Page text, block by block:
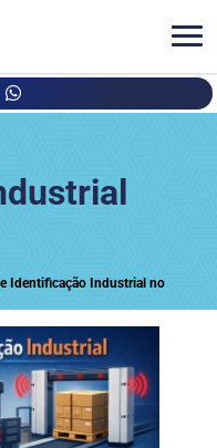
Identificação Industrial no